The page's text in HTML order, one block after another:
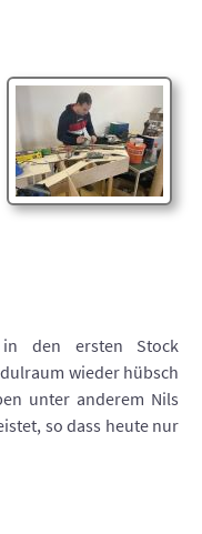
in den ersten Stock
wieder hübsch
unter anderem Nils
so dass heute nur